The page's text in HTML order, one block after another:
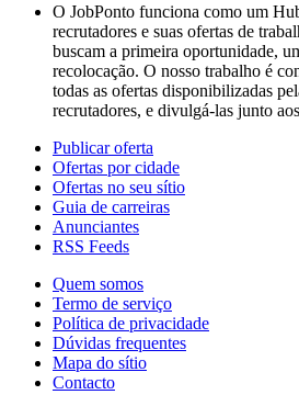
O JobPonto funciona como um
recrutadores e suas ofertas de
buscam a primeira oportunidade,
recolocação. O nosso trabalho é
todas as ofertas disponibilizadas
recrutadores, e divulgá-las junto
Publicar oferta
Ofertas por cidade
Ofertas no seu sítio
Guia de carreiras
Anunciantes
RSS Feeds
Quem somos
Termo de serviço
Política de privacidade
Dúvidas frequentes
Mapa do sítio
Contacto